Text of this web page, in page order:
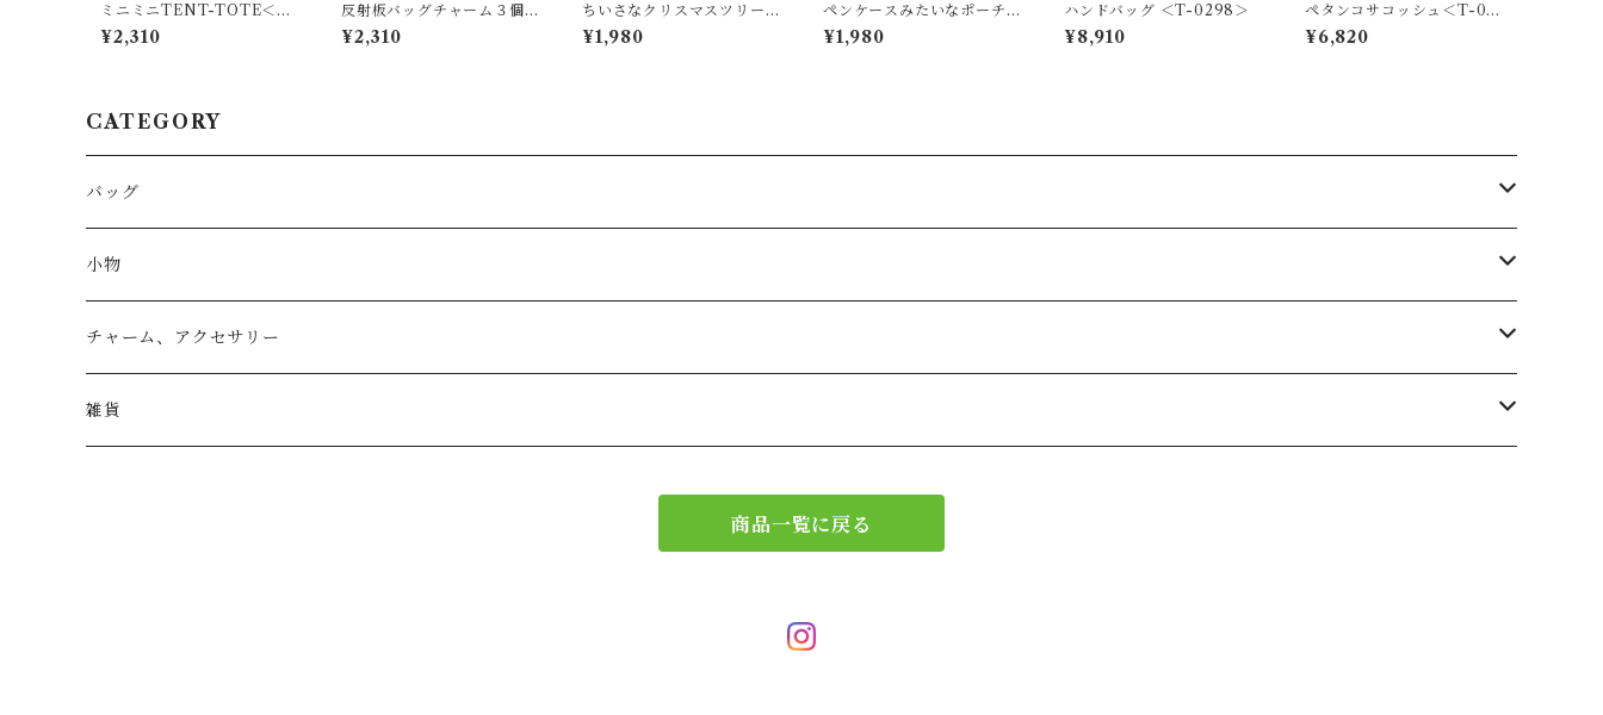
ミニミニTENT-TOTE＜バ
ッグチャーム＞K-0514
¥2,310
反射板バッグチャーム３個
セット（ハロウィン）
¥2,310
ちいさなクリスマスツリー
＜K-0692＞
¥1,980
ペンケースみたいなポーチ
＜K-0657＞
¥1,980
ハンドバッグ ＜T-0298＞
¥8,910
ペタンコサコッシュ＜T-02
80＞
¥6,820
CATEGORY
バッグ
トートバッグ
リュック
ショルダー
小物
小物入れ
チャーム、アクセサリー
バッグチャーム
雑貨
商品一覧に戻る